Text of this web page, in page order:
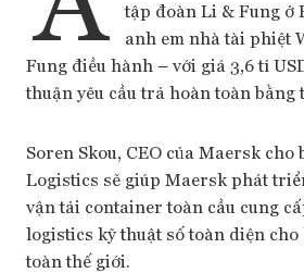
tập đoàn Li & Fung ở
anh em nhà tài phiệt
Fung điều hành – với giá 3,6 tỉ
thuận yêu cầu trả hoàn toàn bằng
Soren Skou, CEO của Maersk cho
Logistics sẽ giúp Maersk phát
vận tải container toàn cầu cung
logistics kỹ thuật số toàn diện
toàn thế giới.